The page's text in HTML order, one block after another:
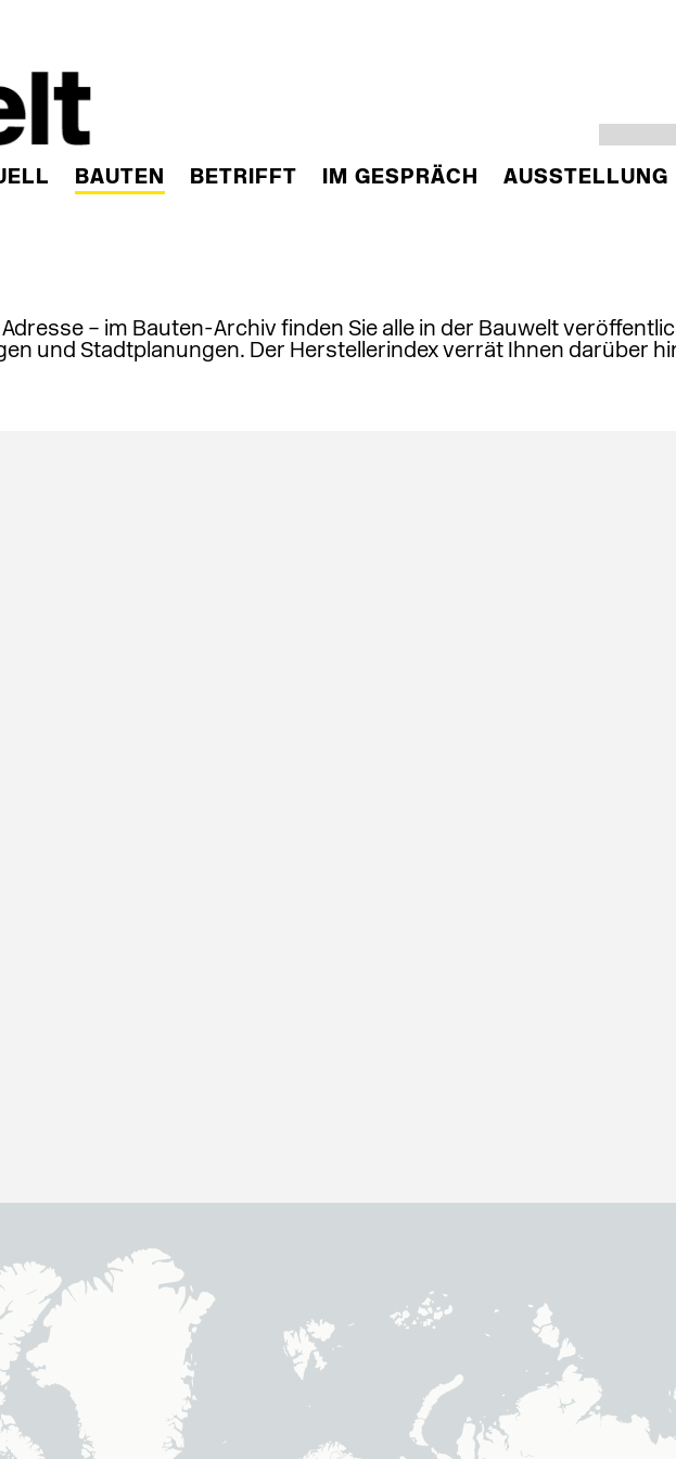
BAUTEN BETRIFFT IM GESPRÄCH AUSSTELLUNG
– im Bauten-Archiv finden Sie alle in der Bauwelt
und Stadtplanungen. Der Herstellerindex verrät Ihnen darüber